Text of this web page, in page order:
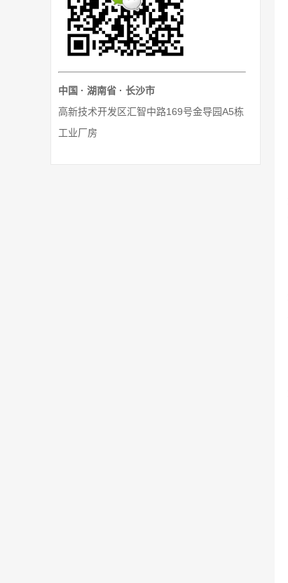
中国 · 湖南省 · 长沙市
高新技术开发区汇智中路169号金导园A5栋
工业厂房